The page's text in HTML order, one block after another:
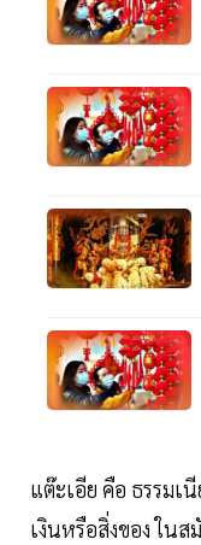
แต๊ะเอีย คือ ธรรมเ
เงินหรือสิ่งของ ใน